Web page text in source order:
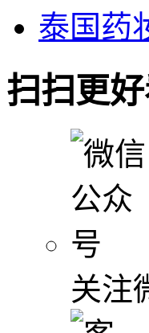
泰国药
扫扫更
关注